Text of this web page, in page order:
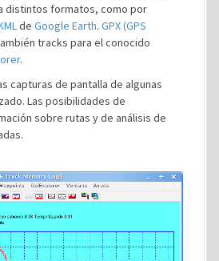
distintos formatos, como por
de Google Earth. GPX (GPS
tracks para el conocido
.
capturas de pantalla de algunas
Las posibilidades de
sobre rutas y de análisis de